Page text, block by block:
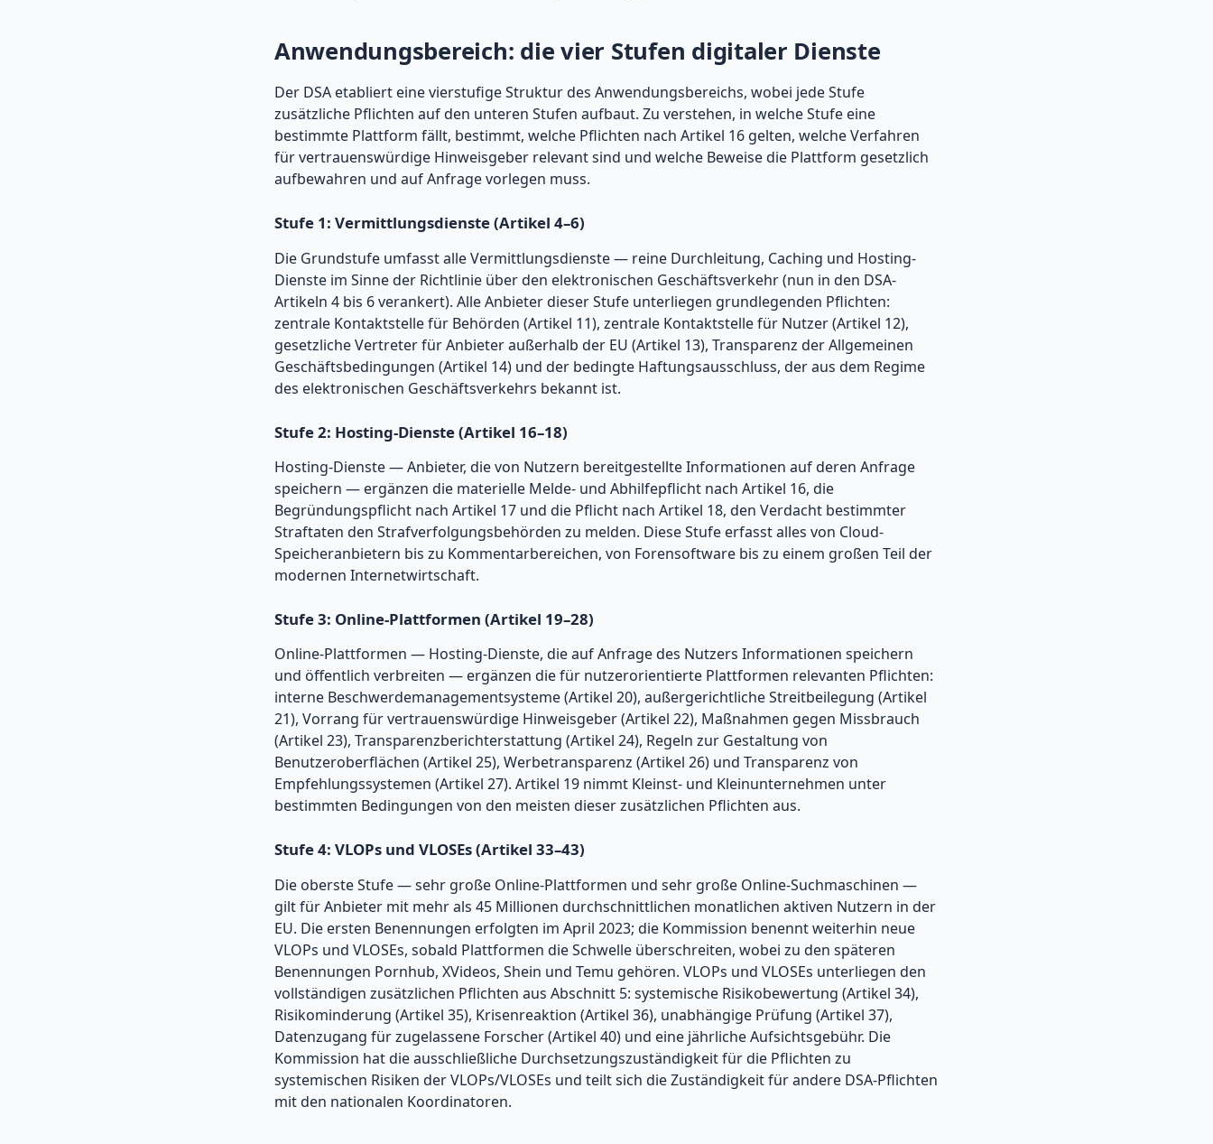
Anwendungsbereich: die vier Stufen digitaler Dienste
Der DSA etabliert eine vierstufige Struktur des Anwendungsbereichs, wobei jede Stufe
zusätzliche Pflichten auf den unteren Stufen aufbaut. Zu verstehen, in welche Stufe eine
bestimmte Plattform fällt, bestimmt, welche Pflichten nach Artikel 16 gelten, welche Verfahren
für vertrauenswürdige Hinweisgeber relevant sind und welche Beweise die Plattform gesetzlich
aufbewahren und auf Anfrage vorlegen muss.
Stufe 1: Vermittlungsdienste (Artikel 4–6)
Die Grundstufe umfasst alle Vermittlungsdienste — reine Durchleitung, Caching und Hosting-
Dienste im Sinne der Richtlinie über den elektronischen Geschäftsverkehr (nun in den DSA-
Artikeln 4 bis 6 verankert). Alle Anbieter dieser Stufe unterliegen grundlegenden Pflichten:
zentrale Kontaktstelle für Behörden (Artikel 11), zentrale Kontaktstelle für Nutzer (Artikel 12),
gesetzliche Vertreter für Anbieter außerhalb der EU (Artikel 13), Transparenz der Allgemeinen
Geschäftsbedingungen (Artikel 14) und der bedingte Haftungsausschluss, der aus dem Regime
des elektronischen Geschäftsverkehrs bekannt ist.
Stufe 2: Hosting-Dienste (Artikel 16–18)
Hosting-Dienste — Anbieter, die von Nutzern bereitgestellte Informationen auf deren Anfrage
speichern — ergänzen die materielle Melde- und Abhilfepflicht nach Artikel 16, die
Begründungspflicht nach Artikel 17 und die Pflicht nach Artikel 18, den Verdacht bestimmter
Straftaten den Strafverfolgungsbehörden zu melden. Diese Stufe erfasst alles von Cloud-
Speicheranbietern bis zu Kommentarbereichen, von Forensoftware bis zu einem großen Teil der
modernen Internetwirtschaft.
Stufe 3: Online-Plattformen (Artikel 19–28)
Online-Plattformen — Hosting-Dienste, die auf Anfrage des Nutzers Informationen speichern
und öffentlich verbreiten — ergänzen die für nutzerorientierte Plattformen relevanten Pflichten:
interne Beschwerdemanagementsysteme (Artikel 20), außergerichtliche Streitbeilegung (Artikel
21), Vorrang für vertrauenswürdige Hinweisgeber (Artikel 22), Maßnahmen gegen Missbrauch
(Artikel 23), Transparenzberichterstattung (Artikel 24), Regeln zur Gestaltung von
Benutzeroberflächen (Artikel 25), Werbetransparenz (Artikel 26) und Transparenz von
Empfehlungssystemen (Artikel 27). Artikel 19 nimmt Kleinst- und Kleinunternehmen unter
bestimmten Bedingungen von den meisten dieser zusätzlichen Pflichten aus.
Stufe 4: VLOPs und VLOSEs (Artikel 33–43)
Die oberste Stufe — sehr große Online-Plattformen und sehr große Online-Suchmaschinen —
gilt für Anbieter mit mehr als 45 Millionen durchschnittlichen monatlichen aktiven Nutzern in der
EU. Die ersten Benennungen erfolgten im April 2023; die Kommission benennt weiterhin neue
VLOPs und VLOSEs, sobald Plattformen die Schwelle überschreiten, wobei zu den späteren
Benennungen Pornhub, XVideos, Shein und Temu gehören. VLOPs und VLOSEs unterliegen den
vollständigen zusätzlichen Pflichten aus Abschnitt 5: systemische Risikobewertung (Artikel 34),
Risikominderung (Artikel 35), Krisenreaktion (Artikel 36), unabhängige Prüfung (Artikel 37),
Datenzugang für zugelassene Forscher (Artikel 40) und eine jährliche Aufsichtsgebühr. Die
Kommission hat die ausschließliche Durchsetzungszuständigkeit für die Pflichten zu
systemischen Risiken der VLOPs/VLOSEs und teilt sich die Zuständigkeit für andere DSA-Pflichten
mit den nationalen Koordinatoren.